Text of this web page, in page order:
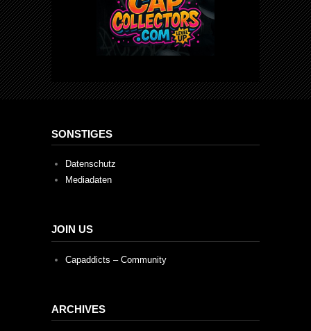
SONSTIGES
Datenschutz
Mediadaten
JOIN US
Capaddicts – Community
ARCHIVES